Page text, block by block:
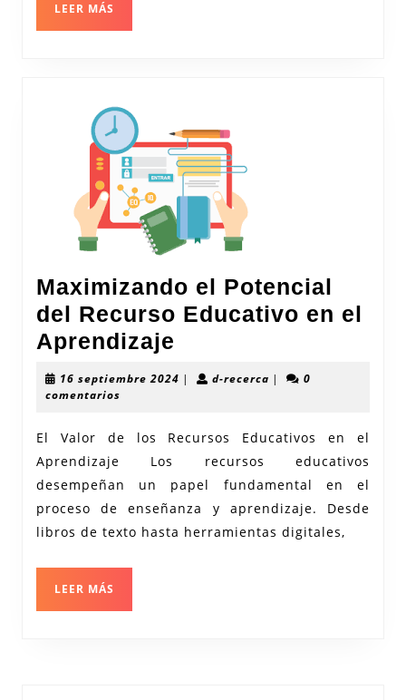
LEER MÁS
Maximizando el Potencial
del Recurso Educativo en el
Aprendizaje
Recurso
Educativo
en
el
16 septiembre 2024 16| d-recercad-|
0
comentarios
El Valor de los Recursos Educativos en el
Aprendizaje Los recursos educativos
desempeñan un papel fundamental en el
proceso de enseñanza y aprendizaje. Desde
libros de texto hasta herramientas digitales,
LEER MÁS